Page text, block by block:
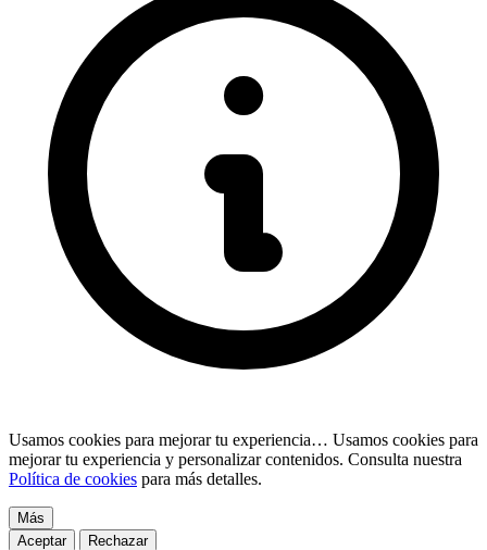
Usamos cookies para mejorar tu experiencia… Usamos cookies para
mejorar tu experiencia y personalizar contenidos. Consulta nuestra
Política de cookies para más detalles.
Más
Aceptar
Rechazar